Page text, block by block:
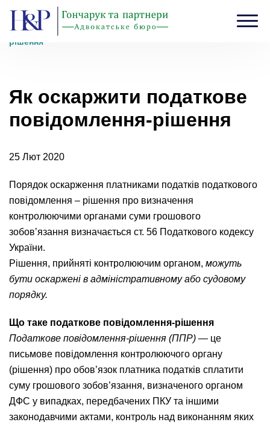
Головна Блог›Як оскаржити податкове повідомлення-
рішення
Як оскаржити податкове
повідомлення-рішення
25 Лют 2020
Порядок оскарження платниками податків податкового
повідомлення – рішення про визначення
контролюючими органами суми грошового
зобов’язання визначається ст. 56 Податкового кодексу
України.
Рішення, прийняті контролюючим органом, можуть
бути оскаржені в адміністративному або судовому
порядку.
Що таке податкове повідомлення-рішення
Податкове повідомлення-рішення (ППР) — це
письмове повідомлення контролюючого органу
(рішення) про обов’язок платника податків сплатити
суму грошового зобов’язання, визначеного органом
ДФС у випадках, передбачених ПКУ та іншими
законодавчими актами, контроль над виконанням яких